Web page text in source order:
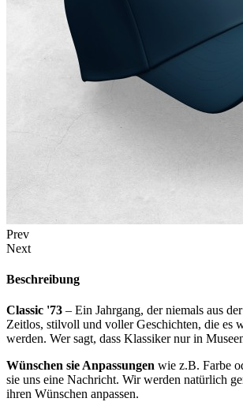
Prev
Next
Beschreibung
Classic '73 – Ein Jahrgang, der niemals aus
Zeitlos, stilvoll und voller Geschichten, die es
werden. Wer sagt, dass Klassiker nur in
Wünschen sie Anpassungen wie z.B. Farbe
sie uns eine Nachricht. Wir werden natürlich
ihren Wünschen anpassen.